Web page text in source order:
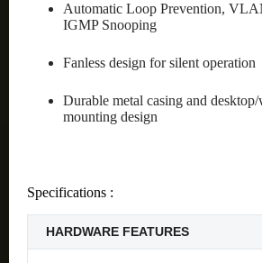
Automatic Loop Prevention,
IGMP Snooping
Fanless design for silent operation
Durable metal casing and
mounting design
Specifications :
HARDWARE FEATURES